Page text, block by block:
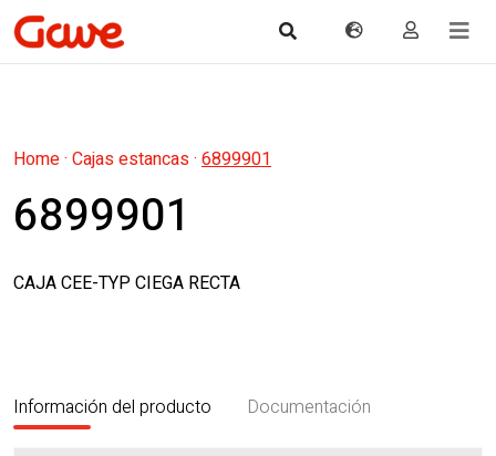
Home· Cajas estancas· 6899901
6899901
CAJA CEE-TYP CIEGA RECTA
Información del producto Documentación